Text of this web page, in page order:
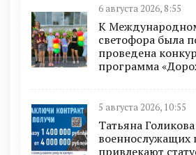
6 августа 2026, 8:55
К
светофора была
проведена
программа
5 августа 2026, 10:55
Татьяна
военнослужащих
привлекают